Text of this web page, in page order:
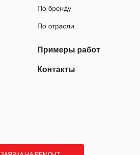
По бренду
По отрасли
Примеры работ
Контакты